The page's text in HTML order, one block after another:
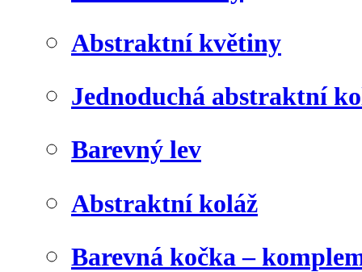
Abstraktní květiny
Jednoduchá abstraktní
Barevný lev
Abstraktní koláž
Barevná kočka –